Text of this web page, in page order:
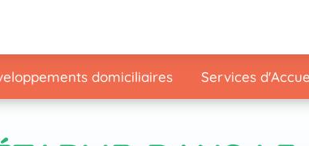
domiciliaires Services